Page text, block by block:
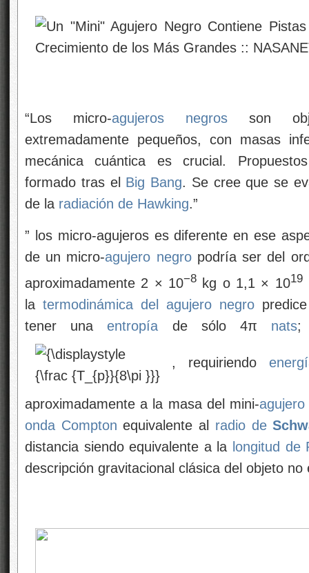
“Los micro-agujeros negros son
extremadamente pequeños, con masas
mecánica cuántica es crucial.
formado tras el Big Bang. Se cree que se
de la radiación de Hawking.”
” los micro-agujeros es diferente en ese
de un micro-agujero negropodría ser del
aproximadamente 2 × 10−8 kg o 1,1 × 1019
la termodinámica del agujero negro
tener unaentropía de sólo 4π nats;
, requiriendo
aproximadamente a la masa del mini-
onda Compton equivalente al radio de
distancia siendo equivalente a la longitud de
descripción gravitacional clásica del objeto no